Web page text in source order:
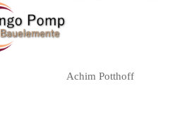
Achim Potthoff